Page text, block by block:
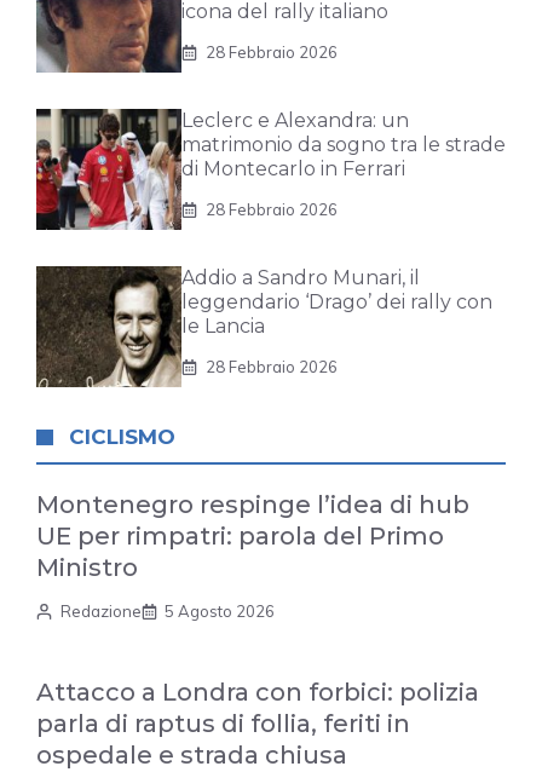
icona del rally italiano
28 Febbraio 2026
Leclerc e Alexandra: un
matrimonio da sogno tra le strade
di Montecarlo in Ferrari
28 Febbraio 2026
Addio a Sandro Munari, il
leggendario ‘Drago’ dei rally con
le Lancia
28 Febbraio 2026
CICLISMO
Montenegro respinge l’idea di hub
UE per rimpatri: parola del Primo
Ministro
Redazione 5 Agosto 2026
Attacco a Londra con forbici: polizia
parla di raptus di follia, feriti in
ospedale e strada chiusa